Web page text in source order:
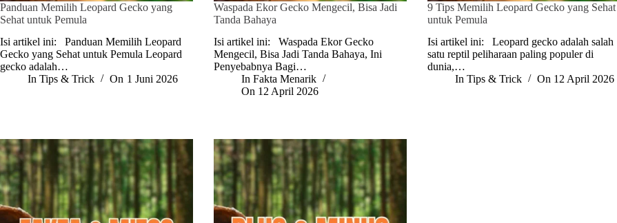
Panduan Memilih Leopard Gecko yang
Sehat untuk Pemula
Isi artikel ini: Panduan Memilih Leopard
Gecko yang Sehat untuk Pemula Leopard
gecko adalah…
In Tips & Trick On 1 Juni 2026
Waspada Ekor Gecko Mengecil, Bisa Jadi
Tanda Bahaya
Isi artikel ini: Waspada Ekor Gecko
Mengecil, Bisa Jadi Tanda Bahaya, Ini
Penyebabnya Bagi…
In Fakta Menarik
On 12 April 2026
9 Tips Memilih Leopard Gecko yang Sehat
untuk Pemula
Isi artikel ini: Leopard gecko adalah salah
satu reptil peliharaan paling populer di
dunia,…
In Tips & Trick On 12 April 2026